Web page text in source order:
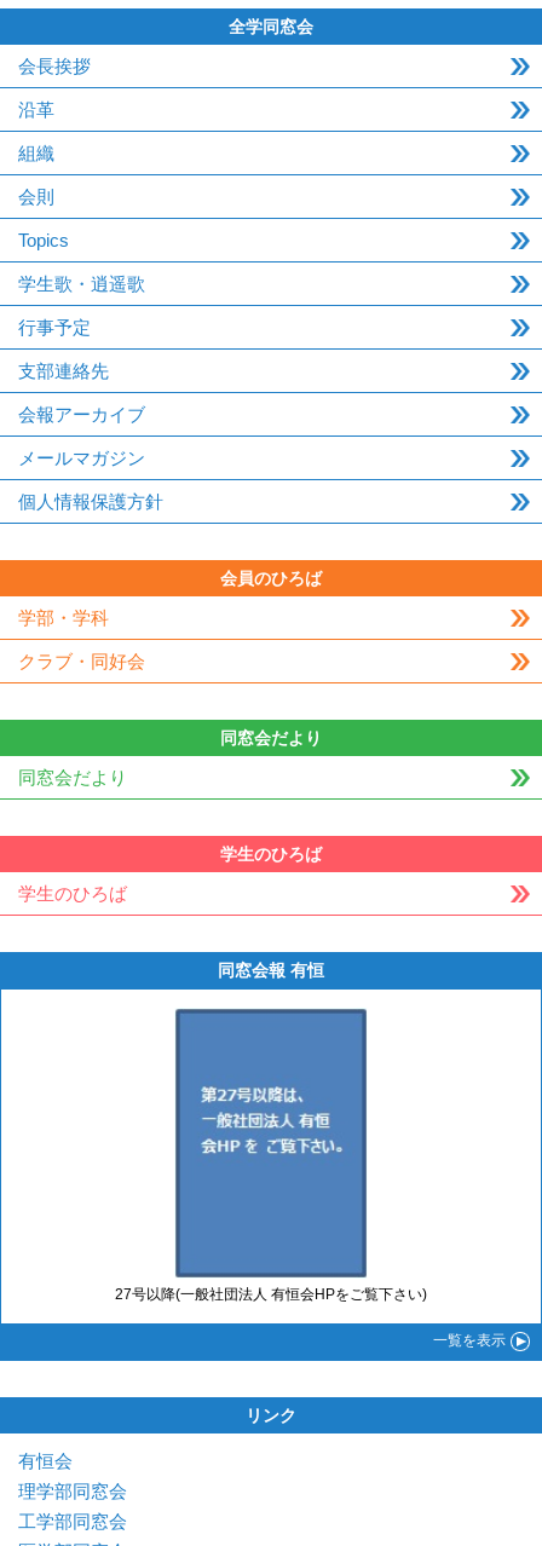
全学同窓会
会長挨拶
沿革
組織
会則
Topics
学生歌・逍遥歌
行事予定
支部連絡先
会報アーカイブ
メールマガジン
個人情報保護方針
会員のひろば
学部・学科
クラブ・同好会
同窓会だより
同窓会だより
学生のひろば
学生のひろば
同窓会報 有恒
27号以降(一般社団法人 有恒会HPをご覧下さい)
一覧を表示
リンク
有恒会
理学部同窓会
工学部同窓会